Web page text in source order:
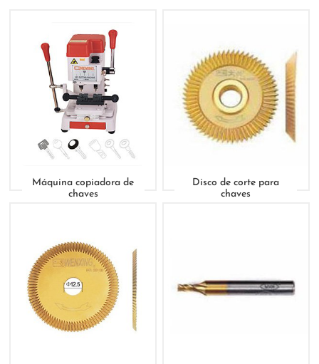
Máquina copiadora de
chaves
Disco de corte para
chaves